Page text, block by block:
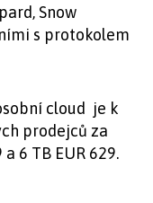
Snow
s protokolem
cloud je k
prodejců za
a 6 TB EUR 629.